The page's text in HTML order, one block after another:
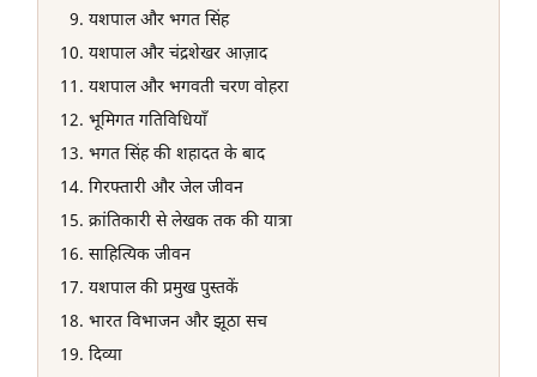
यशपाल और भगत सिंह
यशपाल और चंद्रशेखर आज़ाद
यशपाल और भगवती चरण वोहरा
भूमिगत गतिविधियाँ
भगत सिंह की शहादत के बाद
गिरफ्तारी और जेल जीवन
क्रांतिकारी से लेखक तक की यात्रा
साहित्यिक जीवन
यशपाल की प्रमुख पुस्तकें
भारत विभाजन और झूठा सच
दिव्या